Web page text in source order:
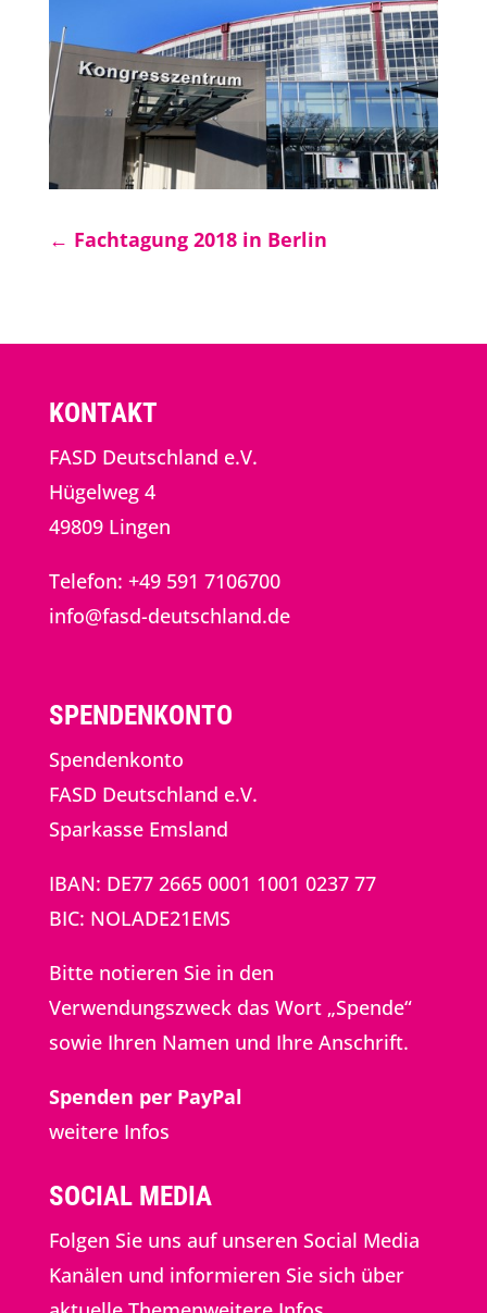
← Fachtagung 2018 in Berlin
KONTAKT
FASD Deutschland e.V.
Hügelweg 4
49809 Lingen
Telefon: +49 591 7106700
info@fasd-deutschland.de
SPENDENKONTO
Spendenkonto
FASD Deutschland e.V.
Sparkasse Emsland
IBAN: DE77 2665 0001 1001 0237 77
BIC: NOLADE21EMS
Bitte notieren Sie in den
Verwendungszweck das Wort „Spende“
sowie Ihren Namen und Ihre Anschrift.
Spenden per PayPal
weitere Infos
SOCIAL MEDIA
Folgen Sie uns auf unseren Social Media
Kanälen und informieren Sie sich über